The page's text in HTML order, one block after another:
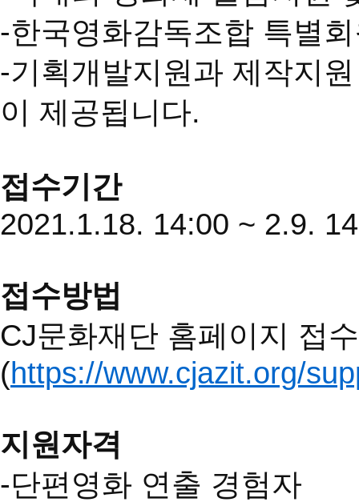
-한국영화감독조합 특별
-기획개발지원과 제작지
이 제공됩니다.
접수기간
2021.1.18. 14:00 ~ 2.9.
접수방법
CJ문화재단 홈페이지 접수
(https://www.cjazit.org/
지원자격
-단편영화 연출 경험자